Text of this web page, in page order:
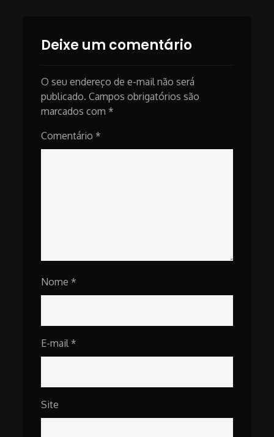
Deixe um comentário
O seu endereço de e-mail não será
publicado. Campos obrigatórios são
marcados com *
Comentário *
Nome *
E-mail *
Site